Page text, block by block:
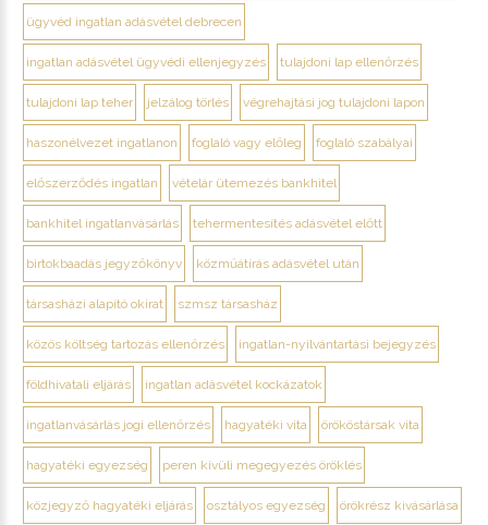
ügyvéd ingatlan adásvétel debrecen
ingatlan adásvétel ügyvédi ellenjegyzés tulajdoni lap ellenőrzés
tulajdoni lap teher jelzálog törlés végrehajtási jog tulajdoni lapon
haszonélvezet ingatlanon foglaló vagy előleg foglaló szabályai
előszerződés ingatlan vételár ütemezés bankhitel
bankhitel ingatlanvásárlás tehermentesítés adásvétel előtt
birtokbaadás jegyzőkönyv közműátírás adásvétel után
társasházi alapító okirat szmsz társasház
közös költség tartozás ellenőrzés ingatlan-nyilvántartási bejegyzés
földhivatali eljárás ingatlan adásvétel kockázatok
ingatlanvásárlás jogi ellenőrzés hagyatéki vita örököstársak vita
hagyatéki egyezség peren kívüli megegyezés öröklés
közjegyző hagyatéki eljárás osztályos egyezség örökrész kivásárlása